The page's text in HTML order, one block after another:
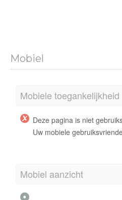
Mobiel
Mobiele toegankelijkheid
Deze pagina is niet
Uw mobiele
Mobiel aanzicht